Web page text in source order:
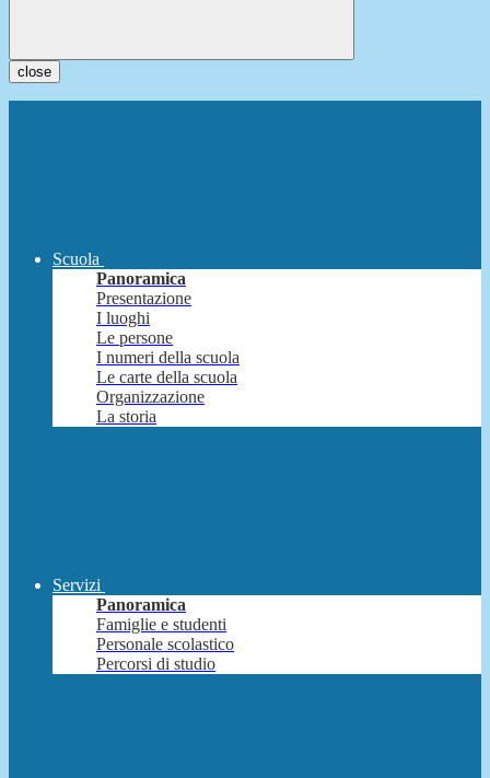
close
Scuola
Panoramica
Presentazione
I luoghi
Le persone
I numeri della scuola
Le carte della scuola
Organizzazione
La storia
Servizi
Panoramica
Famiglie e studenti
Personale scolastico
Percorsi di studio